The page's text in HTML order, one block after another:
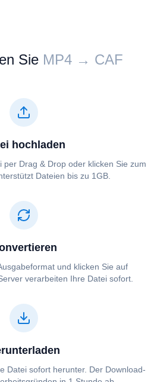
Sie ⁦⁦MP4⁩⁩ → ⁦⁦CAF⁩⁩
hochladen
Drag & Drop oder klicken Sie zum
Dateien bis zu 1GB.
und klicken Sie auf
verarbeiten Ihre Datei sofort.
Datei sofort herunter. Der Download-